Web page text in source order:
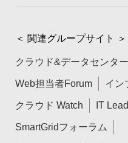
＜ 関連グループサイト ＞
クラウド&データセンタ
Web担当者Forum イン
クラウド Watch IT
SmartGridフォーラム